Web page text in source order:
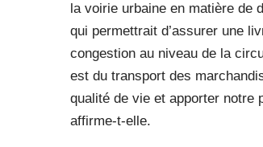
la voirie urbaine en matière de
qui permettrait d’assurer une
congestion au niveau de la
est du transport des
qualité de vie et apporter notre
affirme-t-elle.